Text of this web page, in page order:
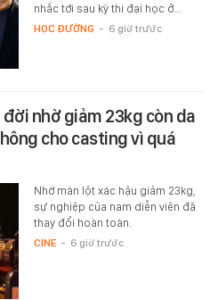
nhắc tới sau kỳ thi đại học ở…
HỌC ĐƯỜNG - 6 giờ trước
nhờ giảm 23kg còn da
cho casting vì quá
Nhờ màn lột xác hậu giảm 23kg,
sự nghiệp của nam diễn viên đã
thay đổi hoàn toàn.
CINE - 6 giờ trước